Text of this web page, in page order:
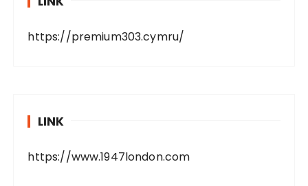
https://premium303.cymru/
LINK
https://www.1947london.com